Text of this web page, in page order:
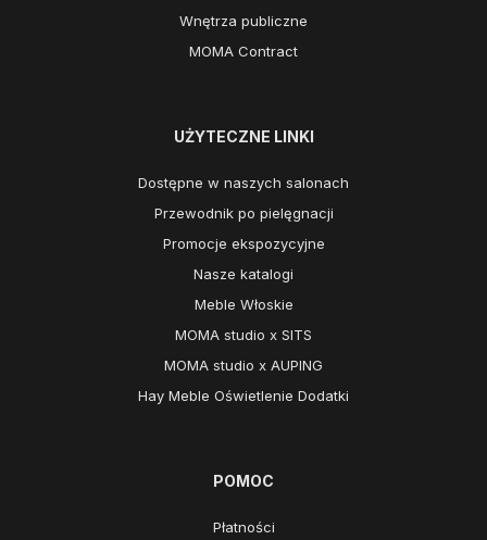
Wnętrza publiczne
MOMA Contract
UŻYTECZNE LINKI
Dostępne w naszych salonach
Przewodnik po pielęgnacji
Promocje ekspozycyjne
Nasze katalogi
Meble Włoskie
MOMA studio x SITS
MOMA studio x AUPING
Hay Meble Oświetlenie Dodatki
POMOC
Płatności